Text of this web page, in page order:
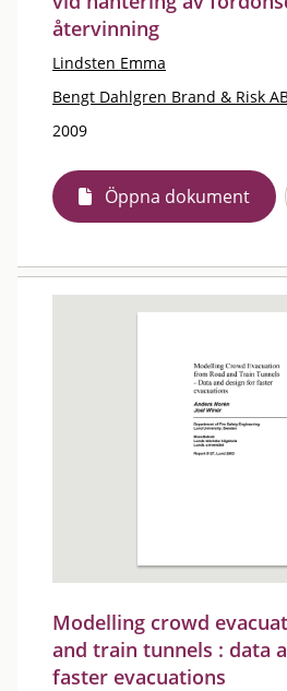
återvinning
Lindsten Emma
Bengt Dahlgren Brand & Risk
2009
Öppna dokument
Modelling crowd
and train tunnels : data
faster evacuations